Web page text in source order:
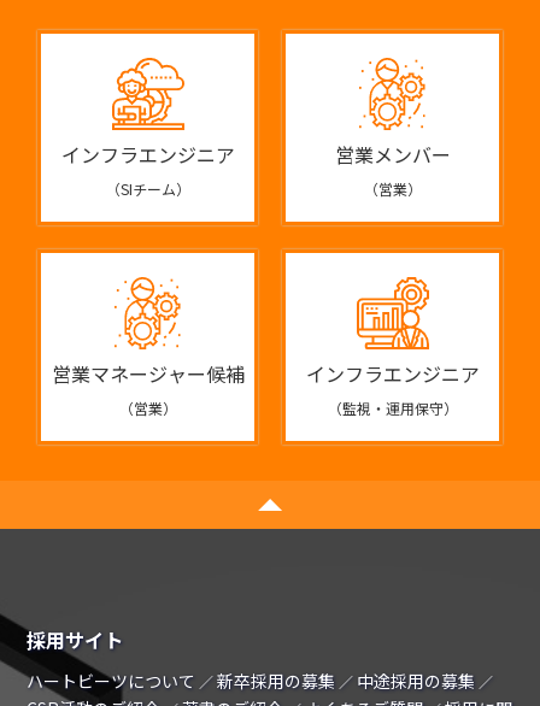
インフラエンジニア
（SIチーム）
営業メンバー
（営業）
営業マネージャー候補
（営業）
インフラエンジニア
（監視・運用保守）
採用サイト
ハートビーツについて ／新卒採用の募集 ／ 中途採用の募集 ／